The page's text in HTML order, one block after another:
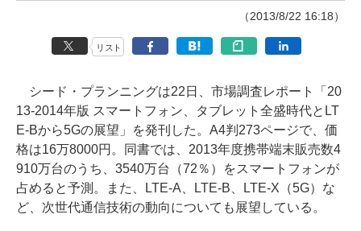
（2013/8/22 16:18）
リスト
シード・プランニングは22日、市場調査レポート「20
13-2014年版 スマートフォン、タブレット全盛時代とLT
E-Bから5Gの展望」を発刊した。A4判273ページで、価
格は16万8000円。同書では、2013年度携帯端末販売数4
910万台のうち、3540万台（72％）をスマートフォンが
占めると予測。また、LTE-A、LTE-B、LTE-X（5G）な
ど、次世代通信技術の動向についても展望している。